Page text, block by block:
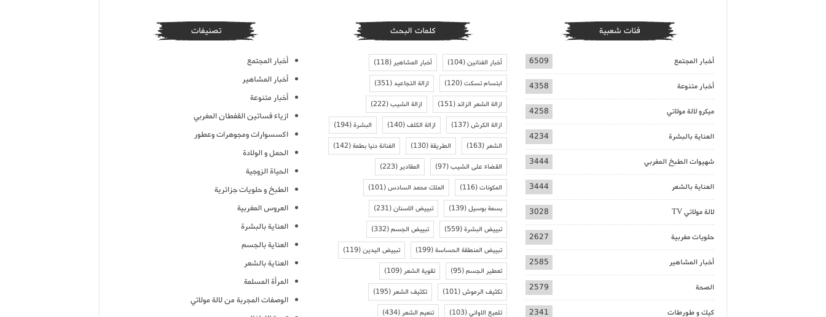
فئات شعبية
أخبار المجتمع 6509
أخبار متنوعة 4358
ميكرو لالة مولاتي 4258
العناية بالبشرة 4234
شهيوات الطبخ المغربي 3444
العناية بالشعر 3444
لالة مولاتي TV 3028
حلويات مغربية 2627
أخبار المشاهير 2585
الصحة 2579
كيك و طورطات 2341
كلمات البحث
أخبار الفنانين(104) أخبار المشاهير(118)
ابتسام تسكت(120) ازالة التجاعيد(351)
ازالة الشعر الزائد(151) ازالة الشيب(222)
ازالة الكرش(137) ازالة الكلف(140) البشرة(194)
الشعر(163) الطريقة(130) الفنانة دنيا بطمة(142)
القضاء على الشيب(97) المقادير(223)
المكونات(116) الملك محمد السادس(101)
بسمة بوسيل(139) تبييض الاسنان(231)
تبييض البشرة(559) تبييض الجسم(332)
تبييض المنطقة الحساسة(199) تبييض اليدين(119)
تعطير الجسم(95) تقوية الشعر(109)
تكثيف الرموش(101) تكثيف الشعر(195)
تلميع الاواني(103) تنعيم الشعر(434)
تصنيفات
أخبار المجتمع
أخبار المشاهير
أخبار متنوعة
ازياء فساتين القفطان المغربي
اكسسوارات ومجوهرات وعطور
الحمل و الولادة
الحياة الزوجية
الطبخ و حلويات جزائرية
العروس المغربية
العناية بالبشرة
العناية بالجسم
العناية بالشعر
المرأة المسلمة
الوصفات المجربة من لالة مولاتي